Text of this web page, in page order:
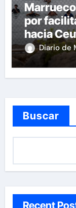
por
hacia
Diario de
Buscar
Recent